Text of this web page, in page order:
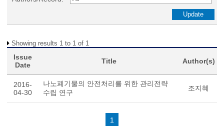
Showing results 1 to 1 of 1
Issue
Date
Title Author(s)
2016-
04-30
나노폐기물의 안전처리를 위한 관리전략
수립 연구
조지혜
1